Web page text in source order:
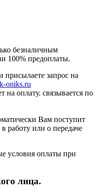
безналичным
100% предоплаты.
присылаете запрос на
oniks.ru
на оплату. связывается по
Вам поступит
работу или о передаче
условия оплаты при
лица.